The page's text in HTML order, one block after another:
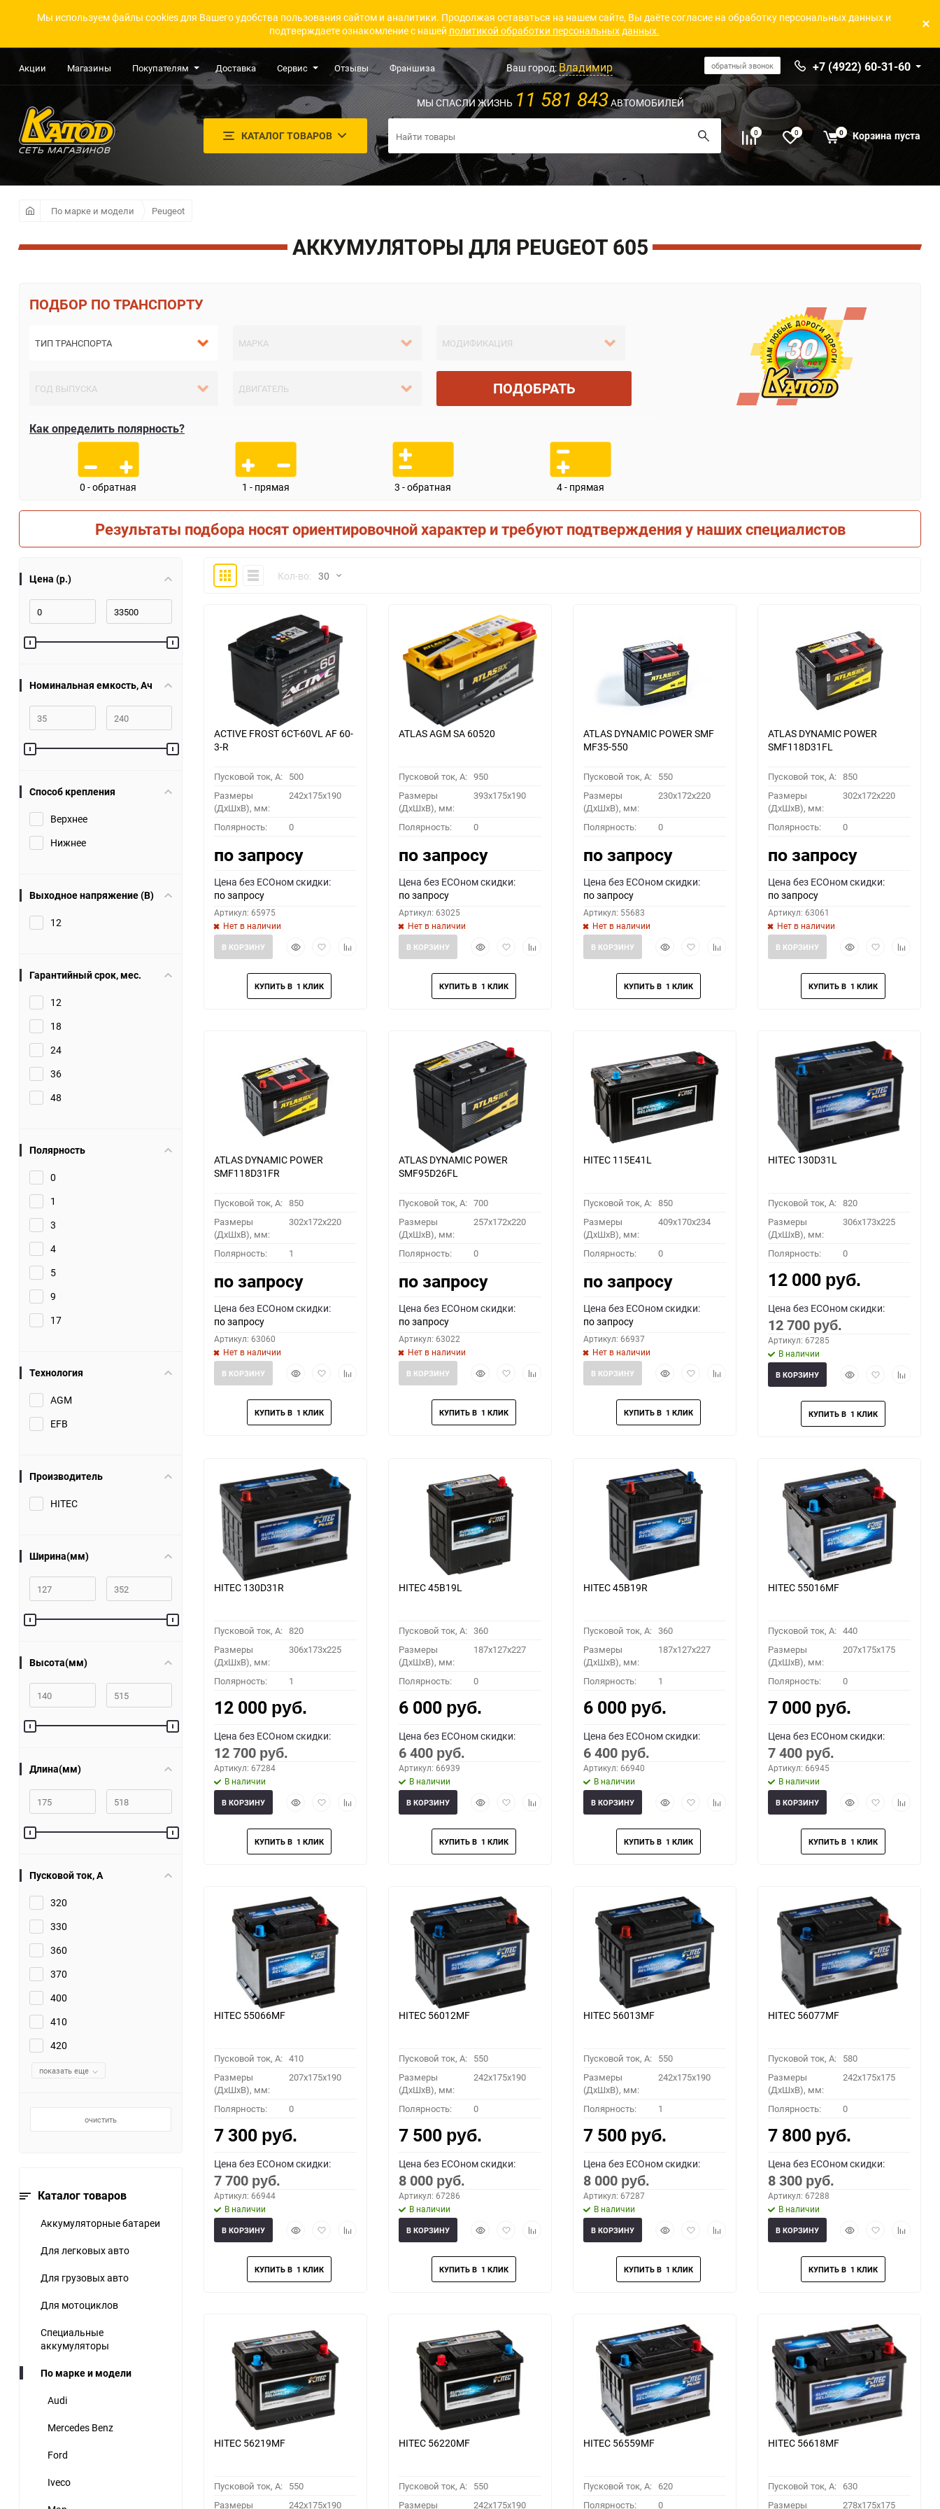
Мы используем файлы cookies для Вашего удобства пользования сайтом и аналитики. Продолжая оставаться на нашем сайте, Вы даёте согласие на обработку персональных данных и
подтверждаете ознакомление с нашей политикой обработки персональных данных.
Акции Магазины Покупателям Доставка Сервис Отзывы Франшиза Ваш город:Владимир обратный звонок +7 (4922) 60-31-60
КАТАЛОГ ТОВАРОВ
МЫ СПАСЛИ ЖИЗНЬ 11 581 843АВТОМОБИЛЕЙ
0 0 0 Корзина пуста
По марке и модели Peugeot
АККУМУЛЯТОРЫ ДЛЯ PEUGEOT 605
ПО ТРАНСПОРТУ
ПОДОБРАТЬ
Как определить полярность?
0 - обратная 1 - прямая 3 - обратная 4 - прямая
Результаты подбора носят ориентировочной характер и требуют подтверждения у наших специалистов
Цена (р.)
Номинальная емкость, Ач
Способ крепления
Верхнее
Нижнее
Выходное напряжение (В)
12
Гарантийный срок, мес.
12
18
24
36
48
Полярность
0
1
3
4
5
9
17
Технология
AGM
EFB
Производитель
HITEC
Ширина(мм)
Высота(мм)
Длина(мм)
Пусковой ток, A
320
330
360
370
400
410
420
показать еще
очистить
Каталог товаров
Аккумуляторные батареи
Для легковых авто
Для грузовых авто
Для мотоциклов
Специальные
аккумуляторы
По марке и модели
Audi
Mercedes Benz
Ford
Iveco
ПлиткаКомпактноКол-во: 30
30
60
90
150
ACTIVE FROST 6СТ-60VL АF 60-
3-R
Пусковой ток, A: 500
Размеры
(ДхШхВ), мм:
242x175x190
Полярность: 0
по запросу
Цена без ECOном скидки:
по запросу
Артикул: 65975
Нет в наличии
БыстрыйДобавить
избранное
Добавить
В КОРЗИНУ
ATLAS AGM SA 60520
Пусковой ток, A: 950
Размеры
(ДхШхВ), мм:
393x175x190
Полярность: 0
по запросу
Цена без ECOном скидки:
по запросу
Артикул: 63025
Нет в наличии
БыстрыйДобавить
избранное
Добавить
В КОРЗИНУ
ATLAS DYNAMIC POWER SMF
MF35-550
Пусковой ток, A: 550
Размеры
(ДхШхВ), мм:
230x172x220
Полярность: 0
по запросу
Цена без ECOном скидки:
по запросу
Артикул: 55683
Нет в наличии
БыстрыйДобавить
избранное
Добавить
В КОРЗИНУ
ATLAS DYNAMIC POWER
SMF118D31FL
Пусковой ток, A: 850
Размеры
(ДхШхВ), мм:
302x172x220
Полярность: 0
по запросу
Цена без ECOном скидки:
по запросу
Артикул: 63061
Нет в наличии
БыстрыйДобавить
избранное
Добавить
В КОРЗИНУ
ATLAS DYNAMIC POWER
SMF118D31FR
Пусковой ток, A: 850
Размеры
(ДхШхВ), мм:
302x172x220
Полярность: 1
по запросу
Цена без ECOном скидки:
по запросу
Артикул: 63060
Нет в наличии
БыстрыйДобавить
избранное
Добавить
В КОРЗИНУ
ATLAS DYNAMIC POWER
SMF95D26FL
Пусковой ток, A: 700
Размеры
(ДхШхВ), мм:
257x172x220
Полярность: 0
по запросу
Цена без ECOном скидки:
по запросу
Артикул: 63022
Нет в наличии
БыстрыйДобавить
избранное
Добавить
В КОРЗИНУ
HITEC 115E41L
Пусковой ток, A: 850
Размеры
(ДхШхВ), мм:
409x170x234
Полярность: 0
по запросу
Цена без ECOном скидки:
по запросу
Артикул: 66937
Нет в наличии
БыстрыйДобавить
избранное
Добавить
В КОРЗИНУ
HITEC 130D31L
Пусковой ток, A: 820
Размеры
(ДхШхВ), мм:
306x173x225
Полярность: 0
12 000 руб.
Цена без ECOном скидки:
12 700 руб.
Артикул: 67285
В наличии
БыстрыйДобавить
избранное
Добавить
В КОРЗИНУ
HITEC 130D31R
Пусковой ток, A: 820
Размеры
(ДхШхВ), мм:
306x173x225
Полярность: 1
12 000 руб.
Цена без ECOном скидки:
12 700 руб.
Артикул: 67284
В наличии
БыстрыйДобавить
избранное
Добавить
В КОРЗИНУ
HITEC 45B19L
Пусковой ток, A: 360
Размеры
(ДхШхВ), мм:
187x127x227
Полярность: 0
6 000 руб.
Цена без ECOном скидки:
6 400 руб.
Артикул: 66939
В наличии
БыстрыйДобавить
избранное
Добавить
В КОРЗИНУ
HITEC 45B19R
Пусковой ток, A: 360
Размеры
(ДхШхВ), мм:
187x127x227
Полярность: 1
6 000 руб.
Цена без ECOном скидки:
6 400 руб.
Артикул: 66940
В наличии
БыстрыйДобавить
избранное
Добавить
В КОРЗИНУ
HITEC 55016MF
Пусковой ток, A: 440
Размеры
(ДхШхВ), мм:
207x175x175
Полярность: 0
7 000 руб.
Цена без ECOном скидки:
7 400 руб.
Артикул: 66945
В наличии
БыстрыйДобавить
избранное
Добавить
В КОРЗИНУ
HITEC 55066MF
Пусковой ток, A: 410
Размеры
(ДхШхВ), мм:
207x175x190
Полярность: 0
7 300 руб.
Цена без ECOном скидки:
7 700 руб.
Артикул: 66944
В наличии
БыстрыйДобавить
избранное
Добавить
В КОРЗИНУ
HITEC 56012MF
Пусковой ток, A: 550
Размеры
(ДхШхВ), мм:
242x175x190
Полярность: 0
7 500 руб.
Цена без ECOном скидки:
8 000 руб.
Артикул: 67286
В наличии
БыстрыйДобавить
избранное
Добавить
В КОРЗИНУ
HITEC 56013MF
Пусковой ток, A: 550
Размеры
(ДхШхВ), мм:
242x175x190
Полярность: 1
7 500 руб.
Цена без ECOном скидки:
8 000 руб.
Артикул: 67287
В наличии
БыстрыйДобавить
избранное
Добавить
В КОРЗИНУ
HITEC 56077MF
Пусковой ток, A: 580
Размеры
(ДхШхВ), мм:
242x175x175
Полярность: 0
7 800 руб.
Цена без ECOном скидки:
8 300 руб.
Артикул: 67288
В наличии
БыстрыйДобавить
избранное
Добавить
В КОРЗИНУ
HITEC 56219MF
Пусковой ток, A: 550
Размеры
242x175x190
HITEC 56220MF
Пусковой ток, A: 550
Размеры
242x175x190
HITEC 56559MF
Пусковой ток, A: 620
Полярность:
0
HITEC 56618MF
Пусковой ток, A: 630
Размеры
278x175x175